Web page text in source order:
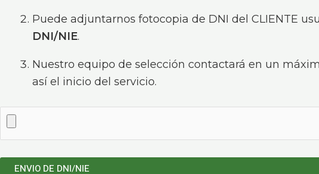
Puede adjuntarnos fotocopia de DNI del CLIENTE
DNI/NIE.
Nuestro equipo de selección contactará en un
así el inicio del servicio.